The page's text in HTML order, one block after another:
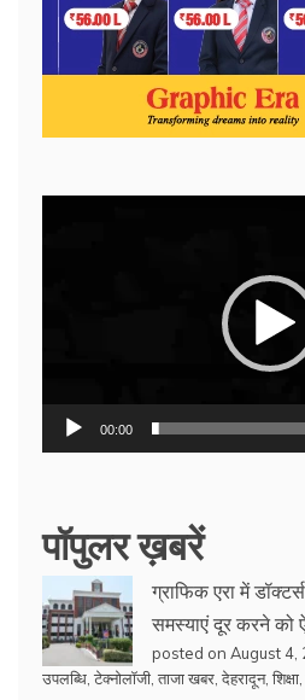
00:00
पॉपुलर ख़बरें
ग्राफिक एरा में
समस्याएं दूर करने को
posted on August 4,
उपलब्धि टेक्नोलॉजी ताजा खबर देहरादून, शिक्षा